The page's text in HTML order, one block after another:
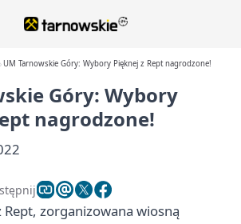
UM Tarnowskie Góry: Wybory Pięknej z Rept nagrodzone!
Góry: Wybory
nagrodzone!
zorganizowana wiosną